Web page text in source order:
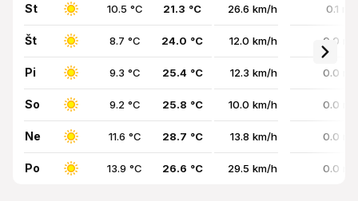
St 10.5 °C 21.3 °C 26.6 km/h 0.1
Št 8.7 °C 24.0 °C 12.0 km/h 0.0
Pi 9.3 °C 25.4 °C 12.3 km/h 0.0
So 9.2 °C 25.8 °C 10.0 km/h 0.0
Ne 11.6 °C 28.7 °C 13.8 km/h 0.0
Po 13.9 °C 26.6 °C 29.5 km/h 0.0